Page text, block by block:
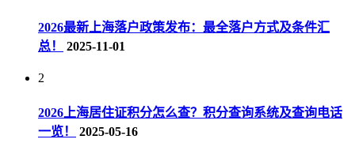
2026最新上海落户政策发布：最全落户方式及条件汇
总！
2025-11-01
2
2026上海居住证积分怎么查？积分查询系统及查询电话
一览！
2025-05-16